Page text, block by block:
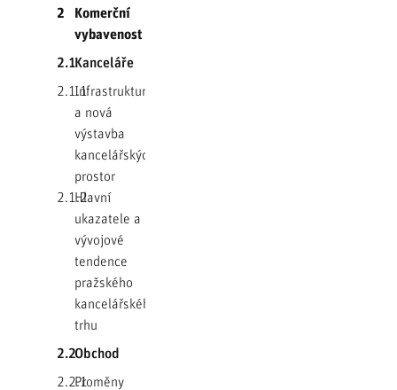
2
Komerční
vybavenost
2.1Kanceláře
2.1.1Infrastruktura
a nová
výstavba
kancelářských
prostor
2.1.2Hlavní
ukazatele a
vývojové
tendence
pražského
kancelářského
trhu
2.2Obchod
2.2.1Proměny